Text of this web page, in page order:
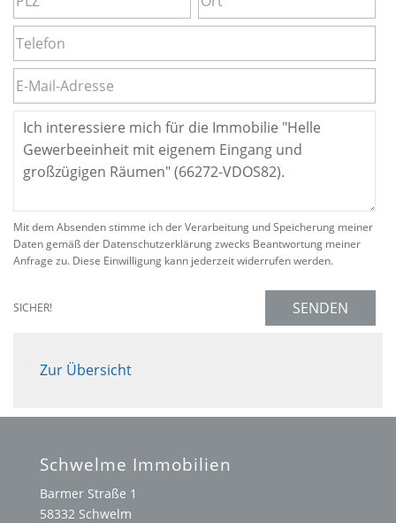
Mit dem Absenden stimme ich der Verarbeitung und Speicherung meiner
Daten gemäß der Datenschutzerklärung zwecks Beantwortung meiner
Anfrage zu. Diese Einwilligung kann jederzeit widerrufen werden.
SICHER! SENDEN
Zur Übersicht
Schwelme Immobilien
Barmer Straße 1
58332 Schwelm